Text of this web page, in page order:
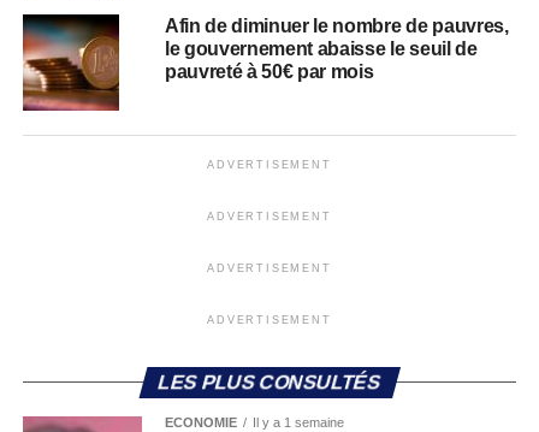
Afin de diminuer le nombre de pauvres,
le gouvernement abaisse le seuil de
pauvreté à 50€ par mois
ADVERTISEMENT
ADVERTISEMENT
ADVERTISEMENT
ADVERTISEMENT
LES PLUS CONSULTÉS
ECONOMIE Il y a 1 semaine